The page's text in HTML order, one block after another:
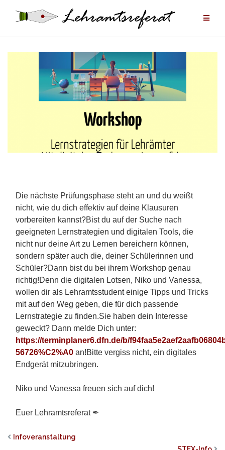
Die nächste Prüfungsphase steht an und du weißt
nicht, wie du dich effektiv auf deine Klausuren
vorbereiten kannst?Bist du auf der Suche nach
geeigneten Lernstrategien und digitalen Tools, die
nicht nur deine Art zu Lernen bereichern können,
sondern später auch die, deiner Schülerinnen und
Schüler?Dann bist du bei ihrem Workshop genau
richtig!Denn die digitalen Lotsen, Niko und Vanessa,
wollen dir als Lehramtsstudent einige Tipps und Tricks
mit auf den Weg geben, die für dich passende
Lernstrategie zu finden.Sie haben dein Interesse
geweckt? Dann melde Dich unter:
https://terminplaner6.dfn.de/b/
56726%C2%A0 an!Bitte vergiss nicht, ein digitales
Endgerät mitzubringen.
Niko und Vanessa freuen sich auf dich!
Euer Lehramtsreferat ✒
Infoveranstaltung